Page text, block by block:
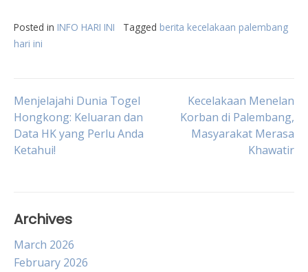
Posted in INFO HARI INI Tagged berita kecelakaan palembang
hari ini
Post
navigation
Menjelajahi Dunia Togel
Hongkong: Keluaran dan
Data HK yang Perlu Anda
Ketahui!
Kecelakaan Menelan
Korban di Palembang,
Masyarakat Merasa
Khawatir
Archives
March 2026
February 2026